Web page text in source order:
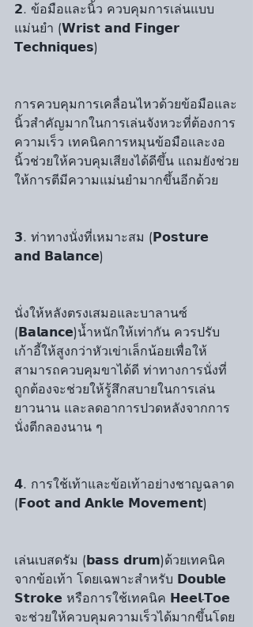
𝟮. ข้อมือและนิ้ว ควบคุมการเล่นแบบ
แม่นยำ (𝗪𝗿𝗶𝘀𝘁 𝗮𝗻𝗱 𝗙𝗶𝗻𝗴𝗲𝗿
𝗧𝗲𝗰𝗵𝗻𝗶𝗾𝘂𝗲𝘀)
การควบคุมการเคลื่อนไหวด้วยข้อมือและ
นิ้วสำคัญมากในการเล่นจังหวะที่ต้องการ
ความเร็ว เทคนิคการหมุนข้อมือและงอ
นิ้วช่วยให้ควบคุมเสียงได้ดีขึ้น แถมยังช่วย
ให้การตีมีความแม่นยำมากขึ้นอีกด้วย
𝟯. ท่าทางนั่งที่เหมาะสม (𝗣𝗼𝘀𝘁𝘂𝗿𝗲
𝗮𝗻𝗱 𝗕𝗮𝗹𝗮𝗻𝗰𝗲)
นั่งให้หลังตรงเสมอและบาลานซ์
(𝗕𝗮𝗹𝗮𝗻𝗰𝗲)น้ำหนักให้เท่ากัน ควรปรับ
เก้าอี้ให้สูงกว่าหัวเข่าเล็กน้อยเพื่อให้
สามารถควบคุมขาได้ดี ท่าทางการนั่งที่
ถูกต้องจะช่วยให้รู้สึกสบายในการเล่น
ยาวนาน และลดอาการปวดหลังจากการ
นั่งตีกลองนาน ๆ
𝟰. การใช้เท้าและข้อเท้าอย่างชาญฉลาด
(𝗙𝗼𝗼𝘁 𝗮𝗻𝗱 𝗔𝗻𝗸𝗹𝗲 𝗠𝗼𝘃𝗲𝗺𝗲𝗻𝘁)
เล่นเบสดรัม (𝗯𝗮𝘀𝘀 𝗱𝗿𝘂𝗺)ด้วยเทคนิค
จากข้อเท้า โดยเฉพาะสำหรับ 𝗗𝗼𝘂𝗯𝗹𝗲
𝗦𝘁𝗿𝗼𝗸𝗲 หรือการใช้เทคนิค 𝗛𝗲𝗲𝗹-𝗧𝗼𝗲
จะช่วยให้ควบคุมความเร็วได้มากขึ้นโดย